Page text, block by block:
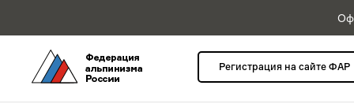
Регистрация на сайте ФАР